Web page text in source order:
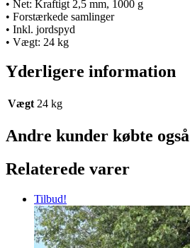
• Net: Kraftigt 2,5 mm, 1000 g
• Forstærkede samlinger
• Inkl. jordspyd
• Vægt: 24 kg
Yderligere information
Vægt 24 kg
Andre kunder købte også
Relaterede varer
Tilbud!